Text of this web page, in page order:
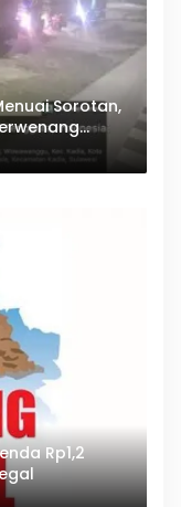
Sorotan,
Rp1,2